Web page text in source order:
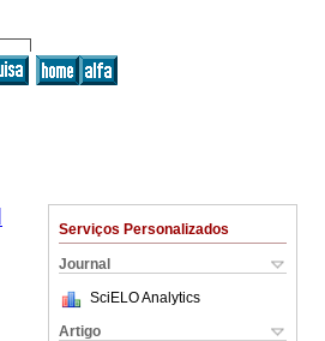
Serviços Personalizados
Journal
SciELO Analytics
Artigo